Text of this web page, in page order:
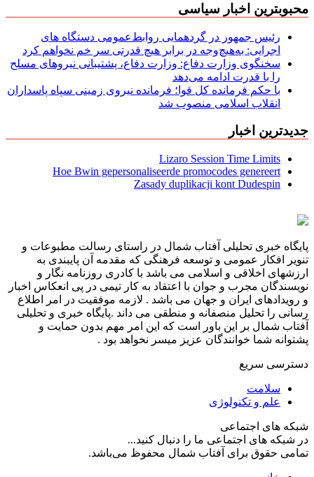
محبوبترین اخبار سیاسی
رئیس جمهور در گردهمایی روابط‌عمومی دستگاه های
اجرایی: به‌هیچ‌وجه در برابر هیچ قدرتی سر خم نخواهم کرد
سخنگوی وزارت دفاع: وزارت دفاع، پشتیبانی نیرو‌های مسلح
را با قدرت ادامه می‌دهد
با حکم فرمانده کل قوا؛ فرمانده نیروی زمینی سپاه پاسداران
انقلاب اسلامی منصوب شد
جدیدترین اخبار
Lizaro Session Time Limits
Hoe Bwin gepersonaliseerde promocodes genereert
Zasady duplikacji kont Dudespin
پایگاه خبری تحلیلی آفتاب شمال در راستای رسالت مطبوعات و
تنویر افکار عمومی و توسعه فرهنگی که مقدمه آن پایبندی به
ارزشهای اخلاقی و اسلامی می باشد با کادری روزنامه نگار و
نویسندگان مجرب و جوان با اعتقاد به کار تیمی در پی انعکاس اخبار
و رویدادهای ایران و جهان می باشد . لازمه موفقیت در امر اطلاع
رسانی را تحلیل منصفانه و منطقی می داند .پایگاه خبری و تحلیلی
آفتاب شمال بر این باور است که این امر مهم بدون حمایت و
پشتوانه شما خوانندگان عزیز میسر نخواهد بود .
دسترسی سریع
سلامت
علم و تکنولوژی
شبکه های اجتماعی
در شبکه های اجتماعی ما را دنبال کنید...
تمامی حقوق برای آفتاب شمال محفوظ می‌باشد.